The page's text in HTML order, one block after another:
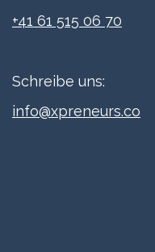
+41 61 515 06 70
Schreibe uns:
info@xpreneurs.co